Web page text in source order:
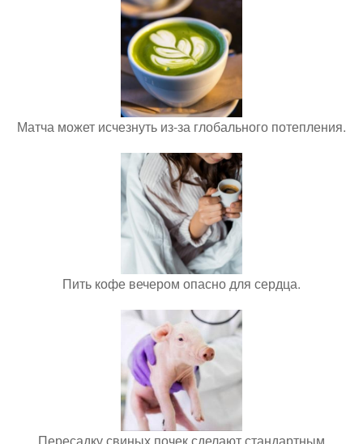
Матча может исчезнуть из-за глобального потепления.
Пить кофе вечером опасно для сердца.